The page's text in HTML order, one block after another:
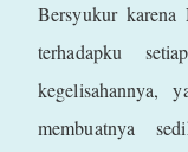
Bersyukur karena
terhadapku
kegelisahannya,
membuatnya